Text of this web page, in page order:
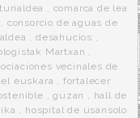
, comarca de lea
, consorcio de aguas de
,desahucios ,
Martxan ,
vecinales de
euskara , fortalecer
,guzan , hall de
, hospital de usansolo